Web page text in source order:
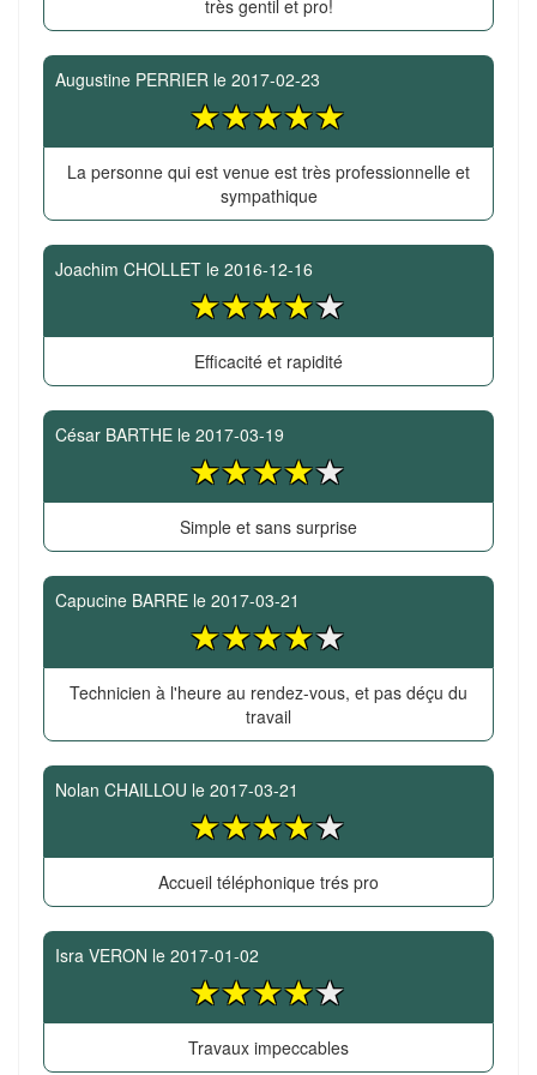
très gentil et pro!
Augustine PERRIER le 2017-02-23
La personne qui est venue est très professionnelle et
sympathique
Joachim CHOLLET le 2016-12-16
Efficacité et rapidité
César BARTHE le 2017-03-19
Simple et sans surprise
Capucine BARRE le 2017-03-21
Technicien à l'heure au rendez-vous, et pas déçu du
travail
Nolan CHAILLOU le 2017-03-21
Accueil téléphonique trés pro
Isra VERON le 2017-01-02
Travaux impeccables